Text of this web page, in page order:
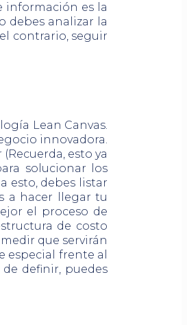
información es la
debes analizar la
contrario, seguir
Lean Canvas.
innovadora.
esto ya
solucionar los
esto, debes listar
a hacer llegar tu
el proceso de
de costo
que servirán
especial frente al
definir, puedes